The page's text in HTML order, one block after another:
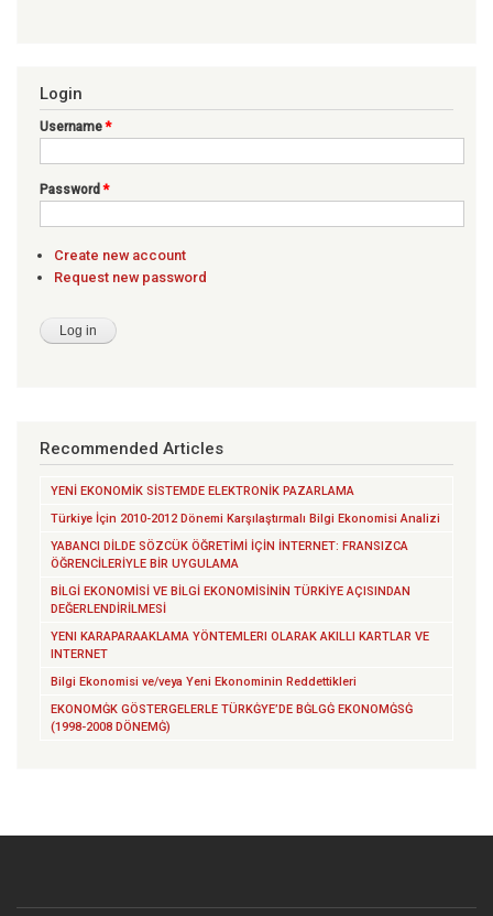
Login
Username*
Password*
Create new account
Request new password
Recommended Articles
YENİ EKONOMİK SİSTEMDE ELEKTRONİK PAZARLAMA
Türkiye İçin 2010-2012 Dönemi Karşılaştırmalı Bilgi Ekonomisi Analizi
YABANCI DİLDE SÖZCÜK ÖĞRETİMİ İÇİN İNTERNET: FRANSIZCA
ÖĞRENCİLERİYLE BİR UYGULAMA
BİLGİ EKONOMİSİ VE BİLGİ EKONOMİSİNİN TÜRKİYE AÇISINDAN
DEĞERLENDİRİLMESİ
YENI KARAPARAAKLAMA YÖNTEMLERI OLARAK AKILLI KARTLAR VE
INTERNET
Bilgi Ekonomisi ve/veya Yeni Ekonominin Reddettikleri
EKONOMĠK GÖSTERGELERLE TÜRKĠYE’DE BĠLGĠ EKONOMĠSĠ
(1998-2008 DÖNEMĠ)